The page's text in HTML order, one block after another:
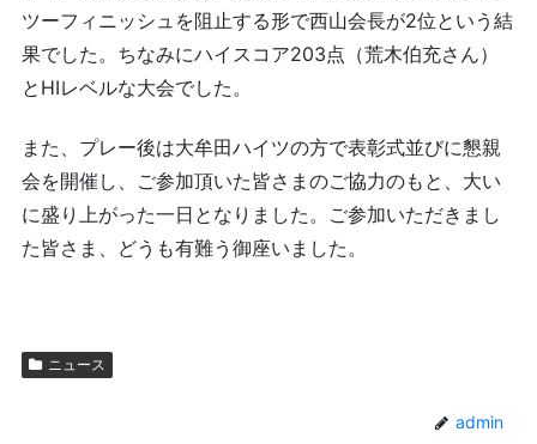
ツーフィニッシュを阻止する形で西山会長が2位という結
果でした。ちなみにハイスコア203点（荒木伯充さん）
とHIレベルな大会でした。
また、プレー後は大牟田ハイツの方で表彰式並びに懇親
会を開催し、ご参加頂いた皆さまのご協力のもと、大い
に盛り上がった一日となりました。ご参加いただきまし
た皆さま、どうも有難う御座いました。
ニュース
admin